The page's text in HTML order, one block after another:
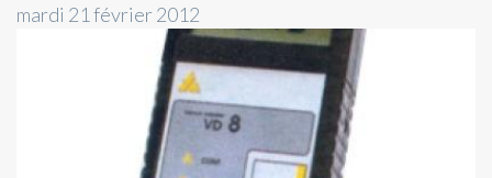
mardi 21 février 2012